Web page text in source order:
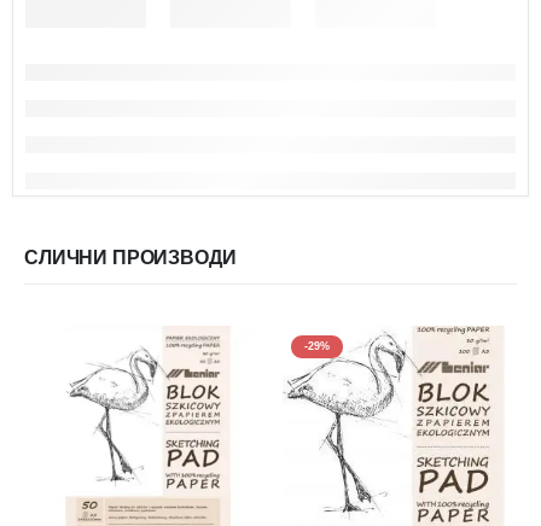
СЛИЧНИ ПРОИЗВОДИ
-29%